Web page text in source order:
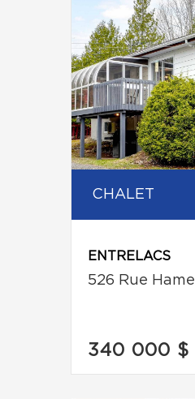
CHALET
ENTRELACS
526 Rue Hamel
340 000 $